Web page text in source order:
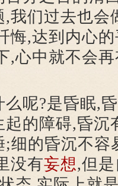
我们过去也会
悔,达到内心
,心中就不会
呢?是昏眠,昏
起的障碍,昏沉
;细的昏沉不容
没有妄想,但